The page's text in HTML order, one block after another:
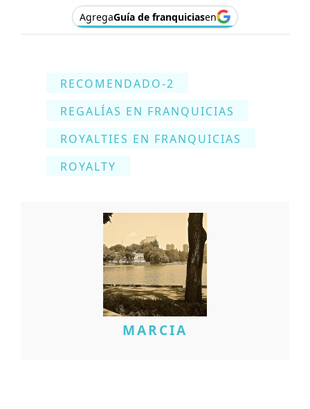
AgregaGuía de franquiciasen
RECOMENDADO-2
REGALÍAS EN FRANQUICIAS
ROYALTIES EN FRANQUICIAS
ROYALTY
MARCIA